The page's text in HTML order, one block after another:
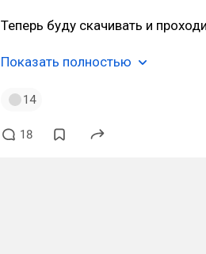
Теперь буду скачивать и
Показать полностью
14
18